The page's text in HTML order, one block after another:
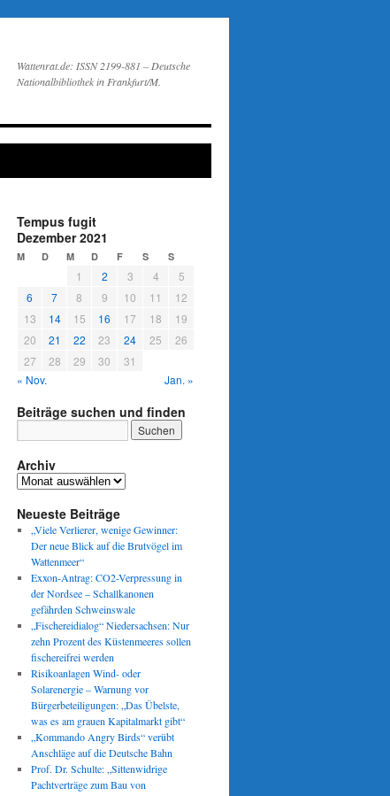
Wattenrat.de: ISSN 2199-881 – Deutsche
Nationalbibliothek in Frankfurt/M.
Tempus fugit
Dezember 2021
M D M D F S S
1 2 3 4
5
6
7 8 9 10 11
12
13
14 15 16 17 18
19
20
21 22 23 24 25
26
27
28 29 30
31
« Nov.
Jan. »
Beiträge suchen und finden
Archiv
Archiv
Neueste Beiträge
„Viele Verlierer, wenige Gewinner:
Der neue Blick auf die Brutvögel im
Wattenmeer“
Exxon-Antrag: CO2-Verpressung in
der Nordsee – Schallkanonen
gefährden Schweinswale
„Fischereidialog“ Niedersachsen: Nur
zehn Prozent des Küstenmeeres sollen
fischereifrei werden
Risikoanlagen Wind- oder
Solarenergie – Warnung vor
Bürgerbeteiligungen: „Das Übelste,
was es am grauen Kapitalmarkt gibt“
„Kommando Angry Birds“ verübt
Anschläge auf die Deutsche Bahn
Prof. Dr. Schulte: „Sittenwidrige
Pachtverträge zum Bau von